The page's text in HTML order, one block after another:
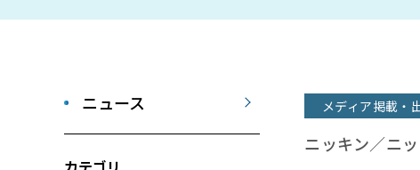
ニュース メディア掲載・
ニッキン／ニ